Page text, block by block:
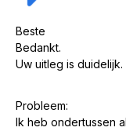
Beste
Bedankt.
Uw uitleg is duidelijk.
Probleem:
Ik heb ondertussen